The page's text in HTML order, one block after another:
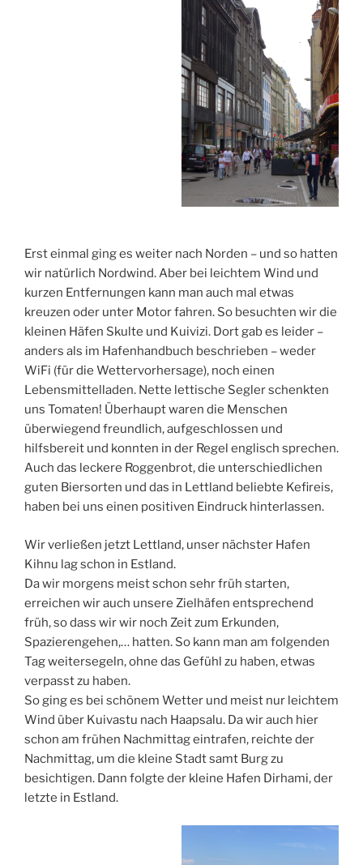
Erst einmal ging es weiter nach Norden – und so hatten
wir natürlich Nordwind. Aber bei leichtem Wind und
kurzen Entfernungen kann man auch mal etwas
kreuzen oder unter Motor fahren. So besuchten wir die
kleinen Häfen Skulte und Kuivizi. Dort gab es leider –
anders als im Hafenhandbuch beschrieben – weder
WiFi (für die Wettervorhersage), noch einen
Lebensmittelladen. Nette lettische Segler schenkten
uns Tomaten! Überhaupt waren die Menschen
überwiegend freundlich, aufgeschlossen und
hilfsbereit und konnten in der Regel englisch sprechen.
Auch das leckere Roggenbrot, die unterschiedlichen
guten Biersorten und das in Lettland beliebte Kefireis,
haben bei uns einen positiven Eindruck hinterlassen.
Wir verließen jetzt Lettland, unser nächster Hafen
Kihnu lag schon in Estland.
Da wir morgens meist schon sehr früh starten,
erreichen wir auch unsere Zielhäfen entsprechend
früh, so dass wir wir noch Zeit zum Erkunden,
Spazierengehen,… hatten. So kann man am folgenden
Tag weitersegeln, ohne das Gefühl zu haben, etwas
verpasst zu haben.
So ging es bei schönem Wetter und meist nur leichtem
Wind über Kuivastu nach Haapsalu. Da wir auch hier
schon am frühen Nachmittag eintrafen, reichte der
Nachmittag, um die kleine Stadt samt Burg zu
besichtigen. Dann folgte der kleine Hafen Dirhami, der
letzte in Estland.